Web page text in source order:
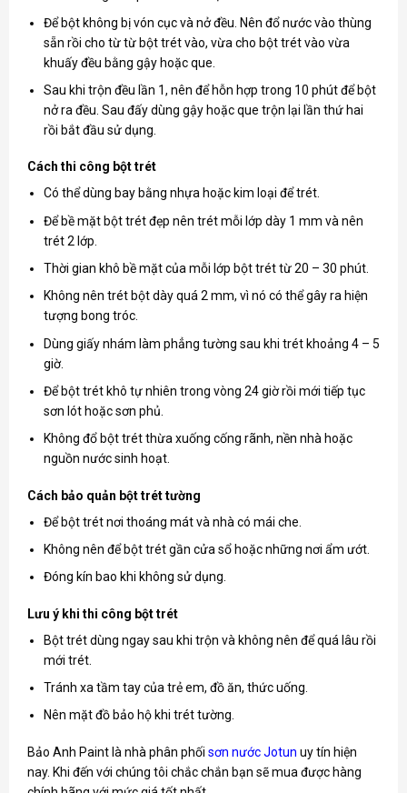
Để bột không bị vón cục và nở đều. Nên đổ nước vào thùng
sẵn rồi cho từ từ bột trét vào, vừa cho bột trét vào vừa
khuấy đều bằng gậy hoặc que.
Sau khi trộn đều lần 1, nên để hỗn hợp trong 10 phút để bột
nở ra đều. Sau đấy dùng gậy hoặc que trộn lại lần thứ hai
rồi bắt đầu sử dụng.
Cách thi công bột trét
Có thể dùng bay bằng nhựa hoặc kim loại để trét.
Để bề mặt bột trét đẹp nên trét mỗi lớp dày 1 mm và nên
trét 2 lớp.
Thời gian khô bề mặt của mỗi lớp bột trét từ 20 – 30 phút.
Không nên trét bột dày quá 2 mm, vì nó có thể gây ra hiện
tượng bong tróc.
Dùng giấy nhám làm phẳng tường sau khi trét khoảng 4 – 5
giờ.
Để bột trét khô tự nhiên trong vòng 24 giờ rồi mới tiếp tục
sơn lót hoặc sơn phủ.
Không đổ bột trét thừa xuống cống rãnh, nền nhà hoặc
nguồn nước sinh hoạt.
Cách bảo quản bột trét tường
Để bột trét nơi thoáng mát và nhà có mái che.
Không nên để bột trét gần cửa sổ hoặc những nơi ẩm ướt.
Đóng kín bao khi không sử dụng.
Lưu ý khi thi công bột trét
Bột trét dùng ngay sau khi trộn và không nên để quá lâu rồi
mới trét.
Tránh xa tầm tay của trẻ em, đồ ăn, thức uống.
Nên mặt đồ bảo hộ khi trét tường.
Bảo Anh Paint là nhà phân phối sơn nước Jotun uy tín hiện
nay. Khi đến với chúng tôi chắc chắn bạn sẽ mua được hàng